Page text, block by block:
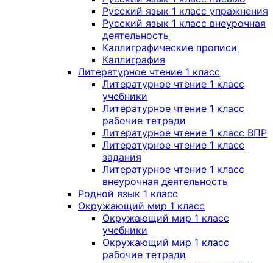
Русский язык 1 класс упражнения
Русский язык 1 класс внеурочная
деятельность
Каллиграфические прописи
Каллиграфия
Литературное чтение 1 класс
Литературное чтение 1 класс
учебники
Литературное чтение 1 класс
рабочие тетради
Литературное чтение 1 класс ВПР
Литературное чтение 1 класс
задания
Литературное чтение 1 класс
внеурочная деятельность
Родной язык 1 класс
Окружающий мир 1 класс
Окружающий мир 1 класс
учебники
Окружающий мир 1 класс
рабочие тетради